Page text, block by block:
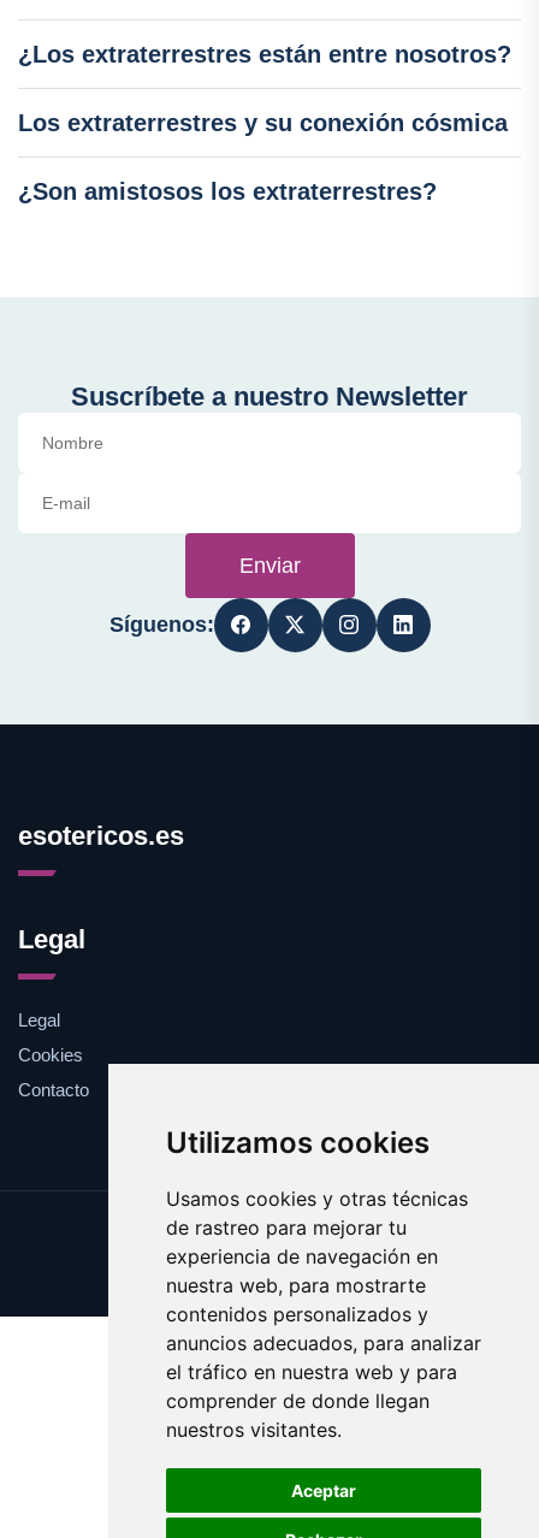
Utilizamos cookies
Usamos cookies y otras técnicas
de rastreo para mejorar tu
experiencia de navegación en
nuestra web, para mostrarte
contenidos personalizados y
anuncios adecuados, para analizar
el tráfico en nuestra web y para
comprender de donde llegan
nuestros visitantes.
Aceptar
¿Los extraterrestres están entre nosotros?
Los extraterrestres y su conexión cósmica
¿Son amistosos los extraterrestres?
Suscríbete a nuestro Newsletter
Enviar
Síguenos:
esotericos.es
Legal
Legal
Cookies
Contacto
Update cookies preferences
Copyright © 2025 esotericos.es